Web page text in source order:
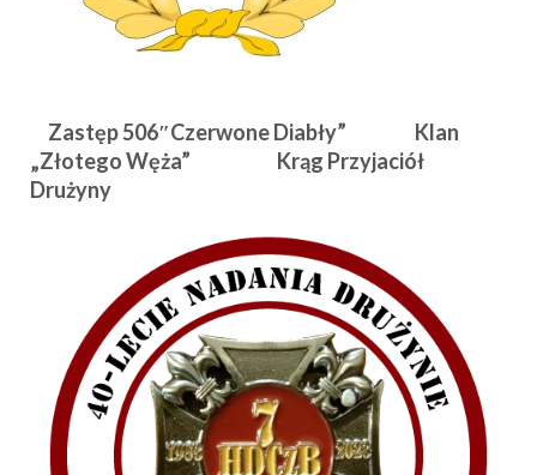
Zastęp 506″Czerwone Diabły” Klan
„Złotego Węża” Krąg Przyjaciół
Drużyny